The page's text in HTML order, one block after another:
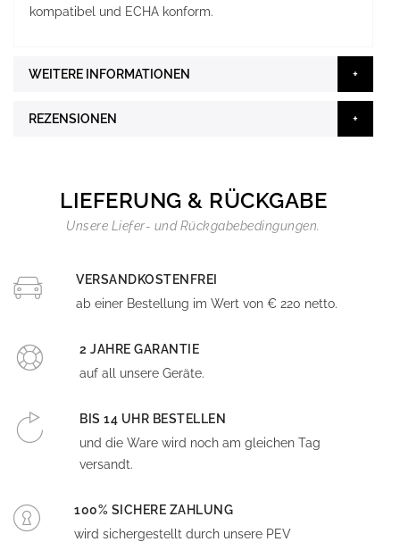
kompatibel und ECHA konform.
WEITERE INFORMATIONEN
REZENSIONEN
LIEFERUNG & RÜCKGABE
Unsere Liefer- und Rückgabebedingungen.
VERSANDKOSTENFREI
ab einer Bestellung im Wert von € 220 netto.
2 JAHRE GARANTIE
auf all unsere Geräte.
BIS 14 UHR BESTELLEN
und die Ware wird noch am gleichen Tag
versandt.
100% SICHERE ZAHLUNG
wird sichergestellt durch unsere PEV